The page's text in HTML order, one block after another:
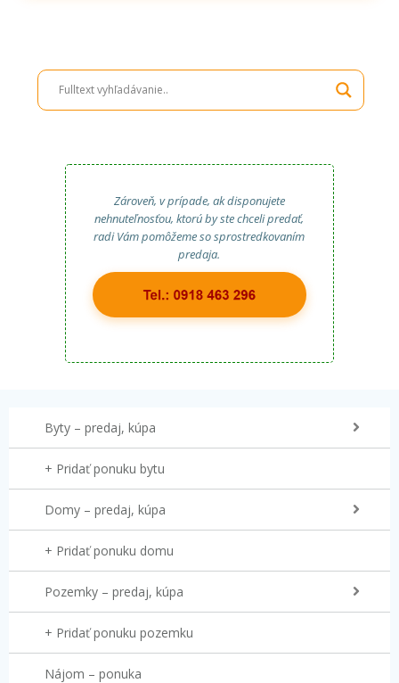
Zároveň, v prípade, ak disponujete
nehnuteľnosťou, ktorú by ste chceli predať,
radi Vám pomôžeme so sprostredkovaním
predaja.
Byty – predaj, kúpa
+ Pridať ponuku bytu
Domy – predaj, kúpa
+ Pridať ponuku domu
Pozemky – predaj, kúpa
+ Pridať ponuku pozemku
Nájom – ponuka